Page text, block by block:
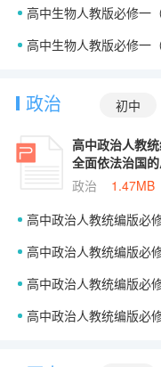
高中生物人教版必修一（2019
高中生物人教版必修一（2019）第四章
政治 初中
高中政治人教
全面依法治国
政治
1.47MB
高中政治人教统编版必修3 政治与法
高中政治人教统编版必修3 政治
高中政治人教统编版必修3 政治与法治
高中政治人教统编版必修3 政治